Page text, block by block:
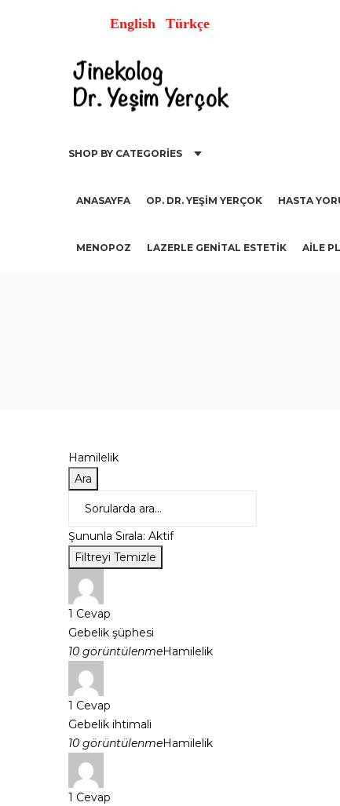
English Türkçe
SHOP BY CATEGORIES
ANASAYFA OP. DR. YEŞIM YERÇOK HASTA
MENOPOZ LAZERLE GENITAL ESTETIK AİLE
Hamilelik
Ara
Şununla Sırala: Aktif
Filtreyi Temizle
1 Cevap
Gebelik şüphesi
10 görüntülenmeHamilelik
1 Cevap
Gebelik ihtimali
10 görüntülenmeHamilelik
1 Cevap